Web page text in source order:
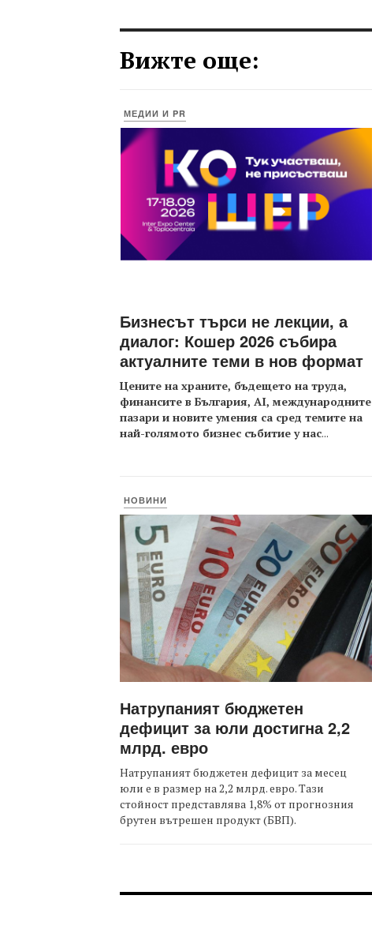
Вижте още:
МЕДИИ И PR
Бизнесът търси не лекции, а
диалог: Кошер 2026 събира
актуалните теми в нов формат
Цените на храните, бъдещето на труда,
финансите в България, AI, международните
пазари и новите умения са сред темите на
най-голямото бизнес събитие у нас...
НОВИНИ
Натрупаният бюджетен
дефицит за юли достигна 2,2
млрд. евро
Натрупаният бюджетен дефицит за месец
юли е в размер на 2,2 млрд. евро. Тази
стойност представлява 1,8% от прогнозния
брутен вътрешен продукт (БВП).